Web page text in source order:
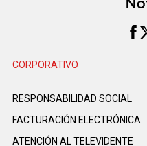
CORPORATIVO
RESPONSABILIDAD SOCIAL
FACTURACIÓN ELECTRÓNICA
ATENCIÓN AL TELEVIDENTE